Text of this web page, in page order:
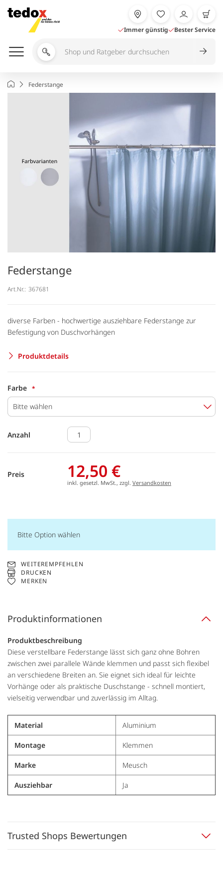
Inhalt
springen
Immer günstig Bester Service
Shop
durchsuchen
StartseiteFederstange
Federstange
Art.Nr.: 367681
diverse Farben - hochwertige ausziehbare Federstange zur
Befestigung von Duschvorhängen
Produktdetails
Farbe
Bitte wählen
Anzahl
Preis 12,50 €
inkl. gesetzl. MwSt., zzgl. Versandkosten
Bitte Option wählen
WEITEREMPFEHLEN
DRUCKEN
MERKEN
Produktinformationen
Produktbeschreibung
Diese verstellbare Federstange lässt sich ganz ohne Bohren
zwischen zwei parallele Wände klemmen und passt sich flexibel
an verschiedene Breiten an. Sie eignet sich ideal für leichte
Vorhänge oder als praktische Duschstange - schnell montiert,
vielseitig verwendbar und zuverlässig im Alltag.
Material Aluminium
Montage Klemmen
Marke Meusch
Ausziehbar Ja
Trusted Shops Bewertungen